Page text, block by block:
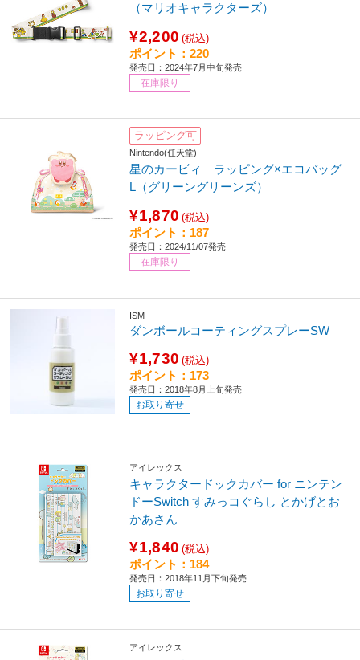
（マリオキャラクターズ）
¥2,200 (税込)
ポイント：220
発売日：2024年7月中旬発売
在庫限り
ラッピング可
Nintendo(任天堂)
星のカービィ ラッピング×エコバッグ
L（グリーングリーンズ）
¥1,870 (税込)
ポイント：187
発売日：2024/11/07発売
在庫限り
ISM
ダンボールコーティングスプレーSW
¥1,730 (税込)
ポイント：173
発売日：2018年8月上旬発売
お取り寄せ
アイレックス
キャラクタードックカバー for ニンテン
ドーSwitch すみっコぐらし とかげとお
かあさん
¥1,840 (税込)
ポイント：184
発売日：2018年11月下旬発売
お取り寄せ
アイレックス